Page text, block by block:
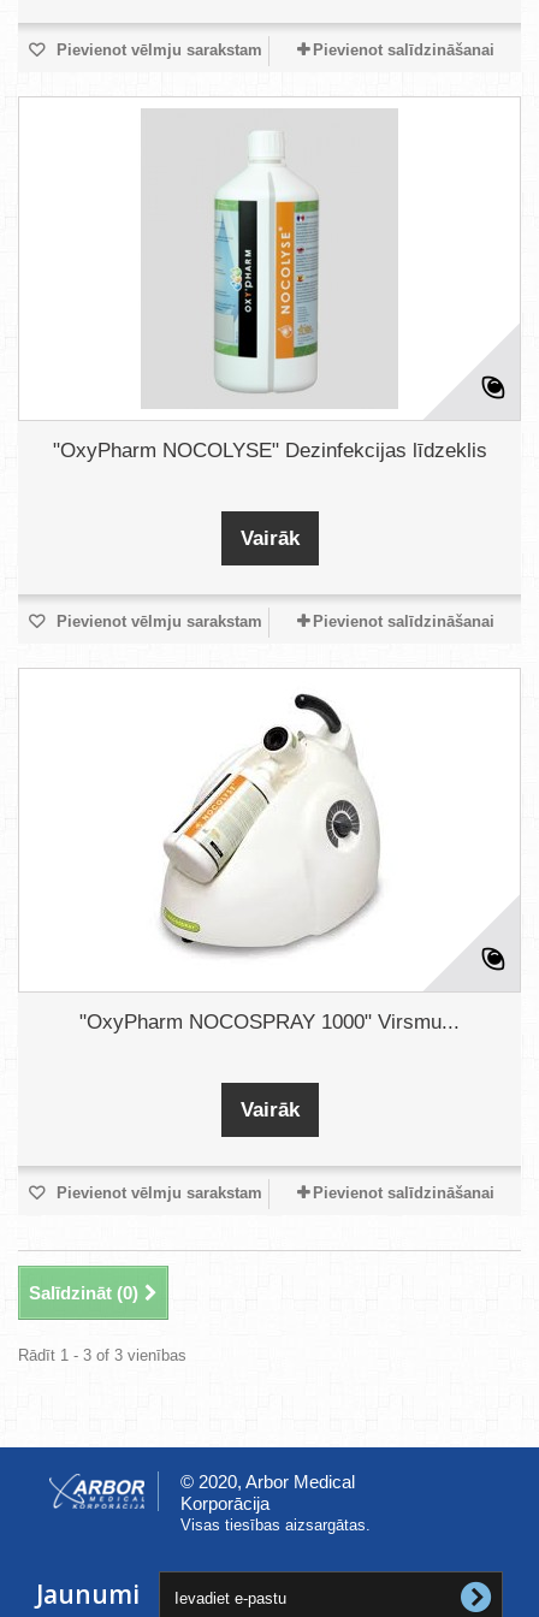
Pievienot vēlmju sarakstam Pievienot salīdzināšanai
"OxyPharm NOCOLYSE" Dezinfekcijas līdzeklis
Vairāk
Pievienot vēlmju sarakstam Pievienot salīdzināšanai
"OxyPharm NOCOSPRAY 1000" Virsmu...
Vairāk
Pievienot vēlmju sarakstam Pievienot salīdzināšanai
Salīdzināt (0)
Rādīt 1 - 3 of 3 vienības
© 2020, Arbor Medical
Korporācija
Visas tiesības aizsargātas.
Jaunumi